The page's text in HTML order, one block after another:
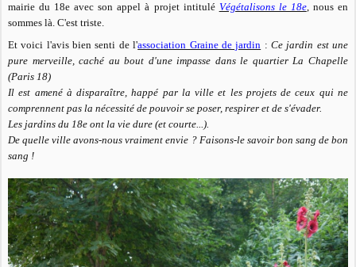
mairie du 18e avec son appel à projet intitulé Végétalisons le 18e, nous en
sommes là. C'est triste.
Et voici l'avis bien senti de l'association Graine de jardin : Ce jardin est une
pure merveille, ​caché au​ bout d'une impasse dans le quartier La Chapelle​
(Paris 18)​
Il est amené à disparaître, ​happé​ par la ville et les projets de ceux qui ne
comprennent pas la nécessité de pouvoir se poser, respirer et de s'évader.
Les jardins du 18e ont la vie dure (et courte...).
De quelle ville avons-nous vraiment envie ? Faisons-le savoir bon sang de bon
sang !